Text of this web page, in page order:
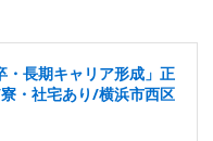
・長期キャリア形成」正
・社宅あり/横浜市西区